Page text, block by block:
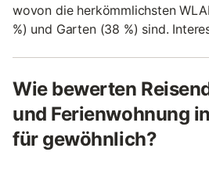
wovon die herkömmlichsten
%) und Garten (38 %) sind.
Wie bewerten
und Ferienwohnung
für gewöhnlich?